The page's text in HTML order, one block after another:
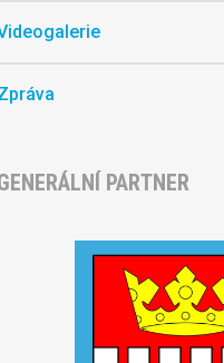
PARTNER